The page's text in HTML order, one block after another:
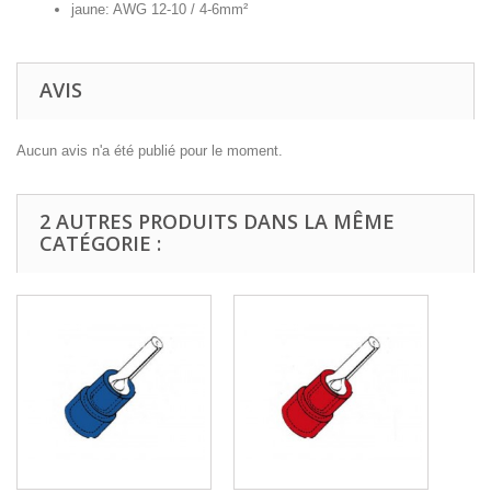
jaune: AWG 12-10 / 4-6mm²
AVIS
Aucun avis n'a été publié pour le moment.
2 AUTRES PRODUITS DANS LA MÊME
CATÉGORIE :